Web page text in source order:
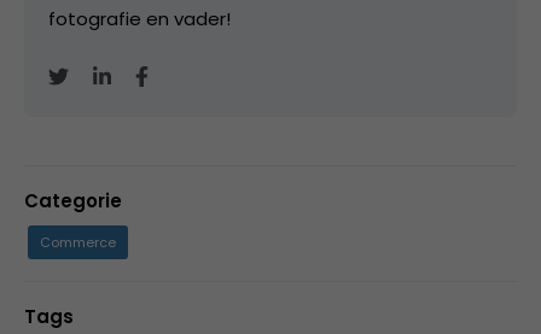
fotografie en vader!
Categorie
Commerce
Tags